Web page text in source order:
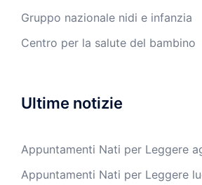
Gruppo nazionale nidi e infanzia
Centro per la salute del bambino
Ultime notizie
Appuntamenti Nati per Leggere
Appuntamenti Nati per Leggere